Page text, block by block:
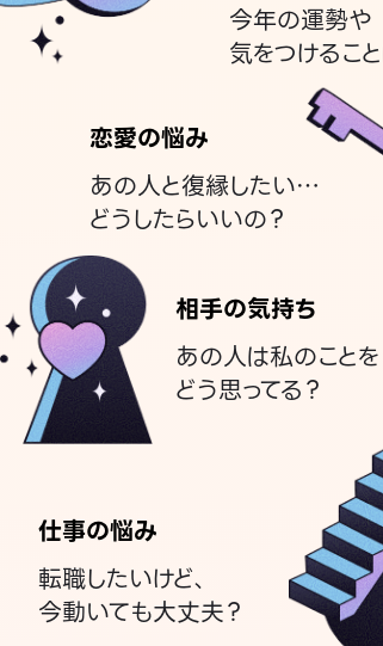
今年の運勢や
気をつけるこ
恋愛の悩み
あの人と復縁したい…
どうしたらいいの？
相手の気持ち
あの人は私のことを
どう思ってる？
仕事の悩み
転職したいけど、
今動いても大丈夫？